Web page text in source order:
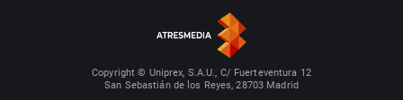
Copyright © Uniprex, S.A.U., C/ Fuerteventura 12
San Sebastián de los Reyes, 28703 Madrid